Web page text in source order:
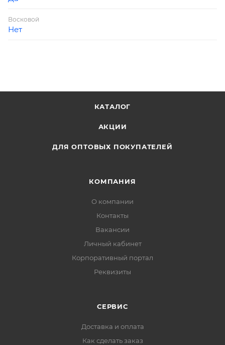
Восковой
Нет
КАТАЛОГ
АКЦИИ
ДЛЯ ОПТОВЫХ ПОКУПАТЕЛЕЙ
КОМПАНИЯ
О компании
Контакты
Вакансии
Личный кабинет
Корпоративный портал
Реквизиты
СЕРВИС
Доставка и оплата
Как сделать заказ